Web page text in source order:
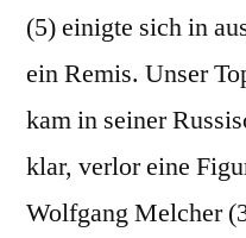
(5) einigte sich in
ein Remis. Unser
kam in seiner
klar, verlor eine
Wolfgang Melcher